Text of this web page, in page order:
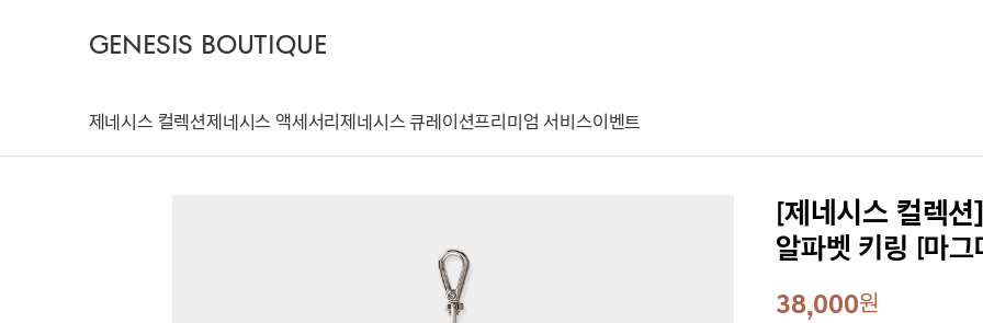
GENESIS BOUTIQUE
제네시스 컬렉션제네시스 액세서리제네시스 큐레이션프리미엄 서비스이벤트
[제네시스 컬렉션
알파벳 키링 [마그
38,000원